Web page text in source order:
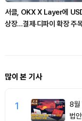
서클, OKX X Layer에
상장…결제·디파이 확장 주
많이 본 기사
1
8월
법